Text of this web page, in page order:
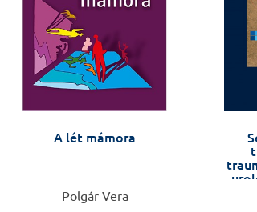
A lét mámora
Polgár Vera